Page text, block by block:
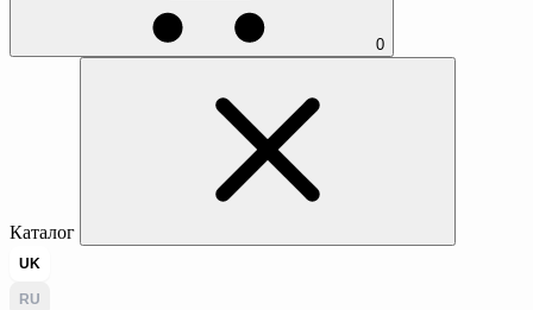
0
Каталог
UK
RU